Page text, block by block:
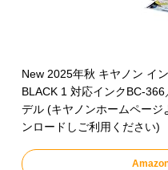
New 2025年秋 キヤノン イ
BLACK 1 対応インクBC-
デル (キヤノンホームページ
ンロードしご利用ください)